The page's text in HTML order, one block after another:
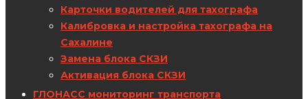
Карточки водителей для тахографа
Калибровка и настройка тахографа на
Сахалине
Замена блока СКЗИ
Активация блока СКЗИ
ГЛОНАСС мониторинг транспорта